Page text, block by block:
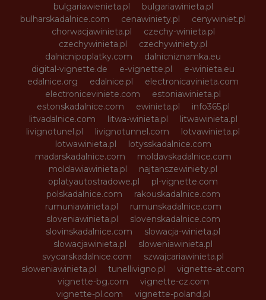
bulgariawienieta.pl
bulgariawinieta.pl
bulharskadalnice.com
cenawiniety.pl
cenywiniet.pl
chorwacjawinieta.pl
czechy-winieta.pl
czechywinieta.pl
czechywiniety.pl
dalnicnipoplatky.com
dalnicniznamka.eu
digital-vignette.de
e-vignette.pl
e-winieta.eu
edalnice.org
edalnice.pl
electronicavinieta.com
electroniceviniete.com
estoniawinieta.pl
estonskadalnice.com
ewinieta.pl
info365.pl
litvadalnice.com
litwa-winieta.pl
litwawinieta.pl
livignotunel.pl
livignotunnel.com
lotvawinieta.pl
lotwawinieta.pl
lotysskadalnice.com
madarskadalnice.com
moldavskadalnice.com
moldawiawinieta.pl
najtanszewiniety.pl
oplatyautostradowe.pl
pl-vignette.com
polskadalnice.com
rakouskadalnice.com
rumuniawinieta.pl
rumunskadalnice.com
sloveniawinieta.pl
slovenskadalnice.com
slovinskadalnice.com
slowacja-winieta.pl
slowacjawinieta.pl
sloweniawinieta.pl
svycarskadalnice.com
szwajcariawinieta.pl
słoweniawinieta.pl
tunellivigno.pl
vignette-at.com
vignette-bg.com
vignette-cz.com
vignette-pl.com
vignette-poland.pl